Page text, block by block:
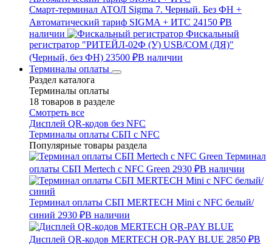
Смарт-терминал АТОЛ Sigma 7. Черный. Без ФН +
Автоматический тариф SIGMA + ИТС 24150 ₽В
наличии
Фискальный
регистратор "РИТЕЙЛ-02Ф (У) USB/COM (ДЯ)"
(Черный, без ФН) 23500 ₽В наличии
Терминалы оплаты
Раздел каталога
Терминалы оплаты
18 товаров в разделе
Смотреть все
Дисплей QR-кодов без NFC
Терминалы оплаты СБП с NFC
Популярные товары раздела
Терминал
оплаты СБП Mertech с NFC Green 2930 ₽В наличии
Терминал оплаты СБП MERTECH Mini с NFC белый/
синий 2930 ₽В наличии
Дисплей QR-кодов MERTECH QR-PAY BLUE 2850 ₽В